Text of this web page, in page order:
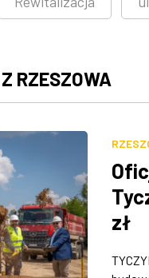
RZESZOWA
zł